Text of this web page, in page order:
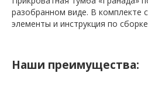
разобранном виде. В комплекте
элементы и инструкция по
Наши преимущества: